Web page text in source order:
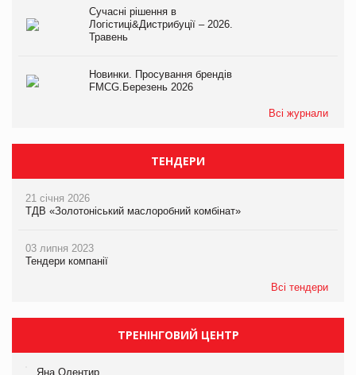
Сучасні рішення в
Логістиці&Дистрибуції – 2026.
Травень
Новинки. Просування брендів
FMCG.Березень 2026
Всі журнали
ТЕНДЕРИ
21 січня 2026
ТДВ «Золотоніський маслоробний комбінат»
03 липня 2023
Тендери компанії
Всі тендери
ТРЕНІНГОВИЙ ЦЕНТР
Яна Олентир